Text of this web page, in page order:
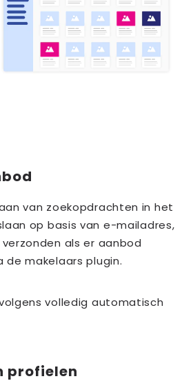
van zoekopdrachten in het
op basis van e-mailadres,
als er aanbod
de makelaars plugin.
volledig automatisch
profielen